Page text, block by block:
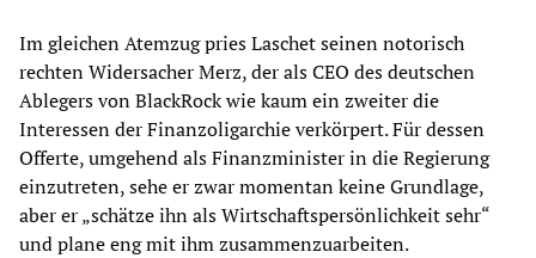
Im gleichen Atemzug pries Laschet seinen notorisch
rechten Widersacher Merz, der als CEO des deutschen
Ablegers von BlackRock wie kaum ein zweiter die
Interessen der Finanzoligarchie verkörpert. Für dessen
Offerte, umgehend als Finanzminister in die Regierung
einzutreten, sehe er zwar momentan keine Grundlage,
aber er „schätze ihn als Wirtschaftspersönlichkeit sehr“
und plane eng mit ihm zusammenzuarbeiten.